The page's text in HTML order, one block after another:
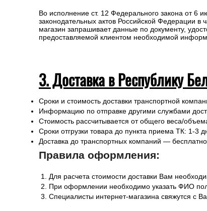
Во исполнение ст. 12 Федерального закона от 6
законодательных актов Российской Федерации в
магазин запрашивает данные по документу,
предоставляемой клиентом необходимой
3. Доставка в Республику
Сроки и стоимость доставки транспортной
Информацию по отправке другими службами
Стоимость рассчитывается от общего веса/
Сроки отгрузки товара до пункта приема ТК: 1-3
Доставка до транспортных компаний — бесплатно
Правила оформления:
Для расчета стоимости доставки Вам
При оформлении необходимо указать ФИО
Специалисты интернет-магазина свяжутся с